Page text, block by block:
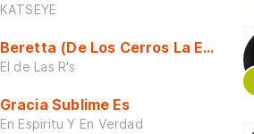
KATSEYE
Beretta (De Los Cerros La Escuela)
El de Las R's
Gracia Sublime Es
En Espiritu Y En Verdad